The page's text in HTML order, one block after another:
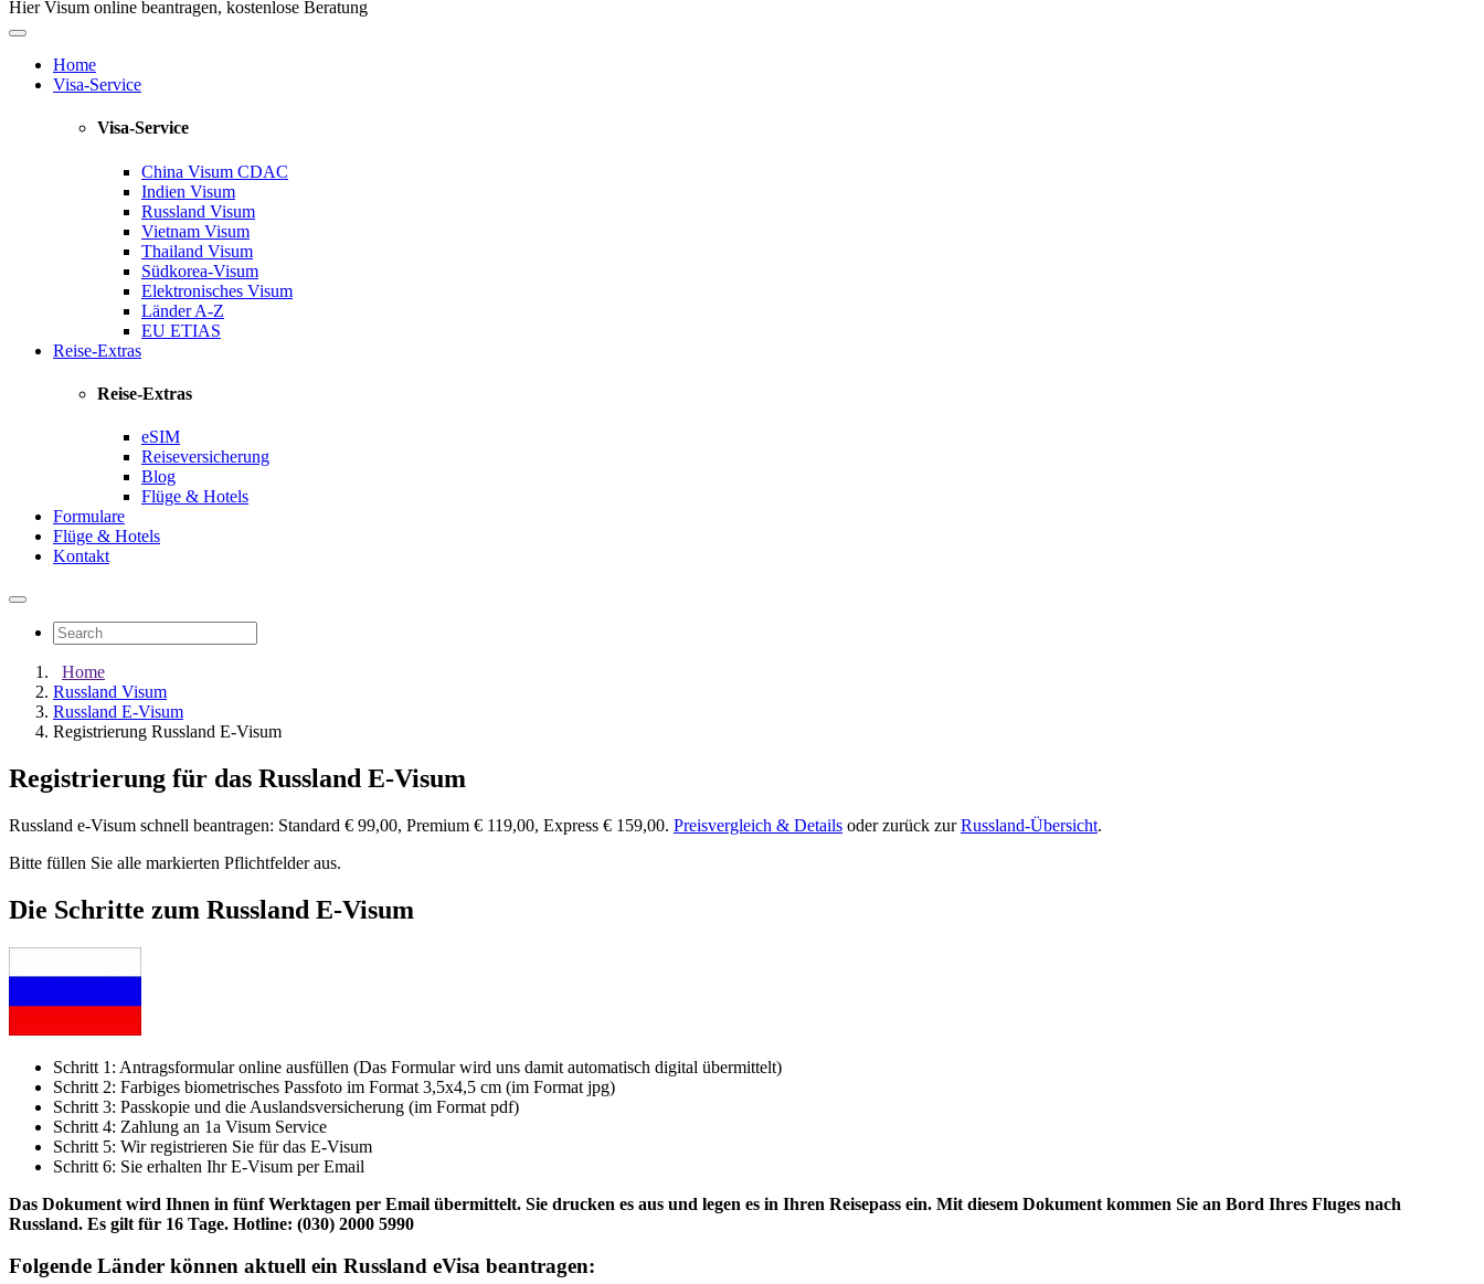
Hier Visum online beantragen, kostenlose Beratung
Home
Visa-Service
Visa-Service
China Visum CDAC
Indien Visum
Russland Visum
Vietnam Visum
Thailand Visum
Südkorea-Visum
Elektronisches Visum
Länder A-Z
EU ETIAS
Reise-Extras
Reise-Extras
eSIM
Reiseversicherung
Blog
Flüge & Hotels
Formulare
Flüge & Hotels
Kontakt
Home
Russland Visum
Russland E-Visum
Registrierung Russland E-Visum
Registrierung für das Russland E-Visum
Russland e-Visum schnell beantragen: Standard € 99,00, Premium € 119,00, Express € 159,00. Preisvergleich & Details oder zurück zurRussland-Übersicht.
Bitte füllen Sie alle markierten Pflichtfelder aus.
Die Schritte zum Russland E-Visum
Schritt 1: Antragsformular online ausfüllen (Das Formular wird uns damit automatisch digital übermittelt)
Schritt 2: Farbiges biometrisches Passfoto im Format 3,5x4,5 cm (im Format jpg)
Schritt 3: Passkopie und die Auslandsversicherung (im Format pdf)
Schritt 4: Zahlung an 1a Visum Service
Schritt 5: Wir registrieren Sie für das E-Visum
Schritt 6: Sie erhalten Ihr E-Visum per Email
Das Dokument wird Ihnen in fünf Werktagen per Email übermittelt. Sie drucken es aus und legen es in Ihren Reisepass ein. Mit diesem Dokument kommen Sie an Bord Ihres Fluges nach
Russland. Es gilt für 16 Tage. Hotline: (030) 2000 5990
Folgende Länder können aktuell ein Russland eVisa beantragen: